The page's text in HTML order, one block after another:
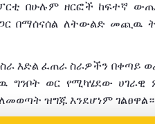
በሁሉም ዘርፎች ከፍተኛ
በማሰናሰል ለትውልድ መጪዉ
እድል ፈጠራ ስራዎችን በቀጣይ
ግንቦት ወር የሚካሄደው ሀገራዊ
ዝግጁ እንደሆነም ገልፀዋል።